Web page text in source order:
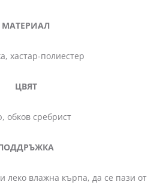
МАТЕРИАЛ
хастар-полиестер
ЦВЯТ
обков сребрист
леко влажна кърпа, да се пази от